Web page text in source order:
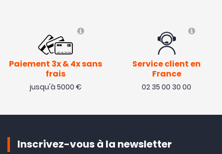
Paiement 3x & 4x sans
frais
jusqu'à 5000 €
Service client en
France
02 35 00 30 00
Inscrivez-vous à la newsletter